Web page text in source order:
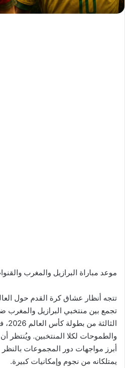
موعد مباراة البرازيل والمغرب
تتجه أنظار عشاق كرة القدم حول
تجمع بين منتخبي البرازيل
والطموحات لكلا المنتخبين. ويُنتظر
أبرز مواجهات دور المجموعات بالنظر
يمتلكانه من نجوم وإمكانيات كبيرة.